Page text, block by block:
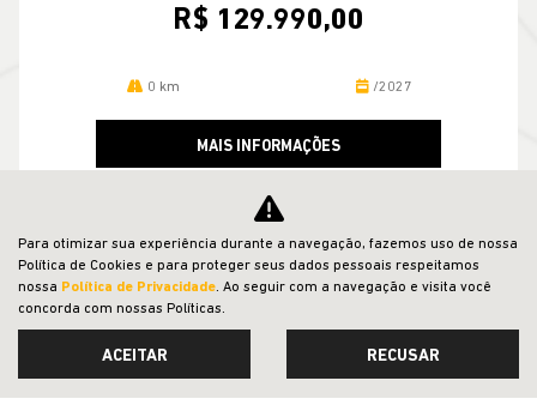
R$ 129.990,00
0 km /2027
MAIS INFORMAÇÕES
VER TODOS OS VEÍCULOS RELACIONADOS
Para otimizar sua experiência durante a navegação, fazemos uso de nossa
Política de Cookies e para proteger seus dados pessoais respeitamos
nossa Política de Privacidade. Ao seguir com a navegação e visita você
concorda com nossas Políticas.
ACEITAR RECUSAR